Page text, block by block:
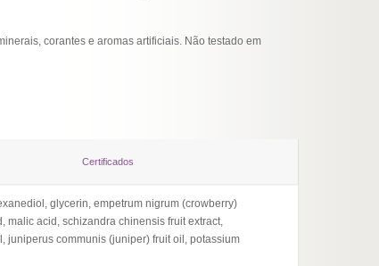
corantes e aromas artificiais. Não testado em
Certificados
glycerin, empetrum nigrum (crowberry)
malic acid, schizandra chinensis fruit extract,
juniperus communis (juniper) fruit oil, potassium